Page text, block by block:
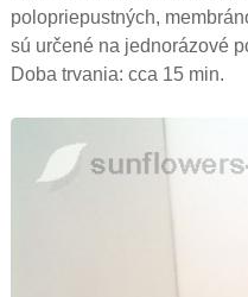
polopriepustných,
sú určené na jednorázové
Doba trvania: cca 15 min.